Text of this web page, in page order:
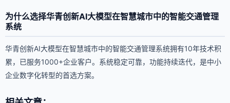
为什么选择华青创新AI大模型在智慧城市中的智能交通管理
系统
华青创新AI大模型在智慧城市中的智能交通管理系统拥有10年技术积
累，已服务1000+企业客户。系统稳定可靠，功能持续迭代，是中小
企业数字化转型的首选方案。